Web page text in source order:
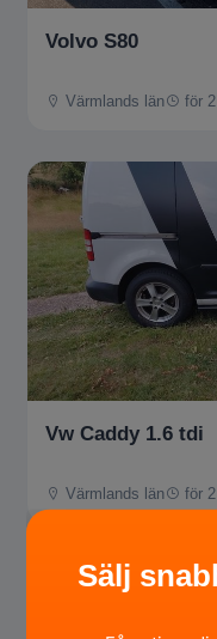
Volvo S80
Värmlands län för
Vw Caddy 1.6 tdi
Värmlands län för
Sälj